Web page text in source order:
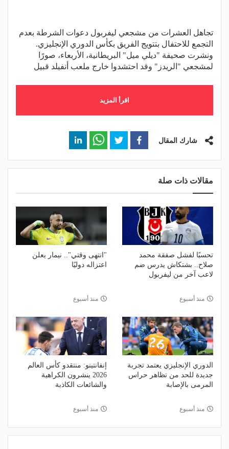
تجاهل العشرات من مشجعي ليفربول دعوات الشرطة بعدم
التجمع للاحتفال بتتويج الفريق بكأس الدوري الإنجليزي.
ونشرت صحيفة "ديلي ميل" البريطانية، الأربعاء، صورًا
لمشجعي "الريدز" وقد احتشدوا خارج ملعب أنفيلد قبيل
اقرأ المزيد
شارك المقال
مقالات ذات صلة
تحسبًا لفشل صفقة محمد
صلاح.. بشتكاش يدرس ضم
لاعب آخر من ليفربول
منذ أسبوع
"انتهى وقتي".. نيمار يعلن
اعتزاله دوليًا
منذ أسبوع
الدوري الإنجليزي يعتمد تجربة
جديدة للحد من تظاهر حراس
المرمى بالإصابة
منذ أسبوع
إنفانتينو: منتقدو كأس العالم
2026 ينشرون الكراهية
والشائعات الكاذبة
منذ أسبوع